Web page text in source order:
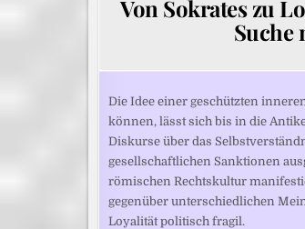
Von Sokrates zu
Suche
Die Idee einer geschützten
können, lässt sich bis in die
Diskurse über das
gesellschaftlichen Sanktionen
römischen Rechtskultur
gegenüber unterschiedlichen
Loyalität politisch fragil.